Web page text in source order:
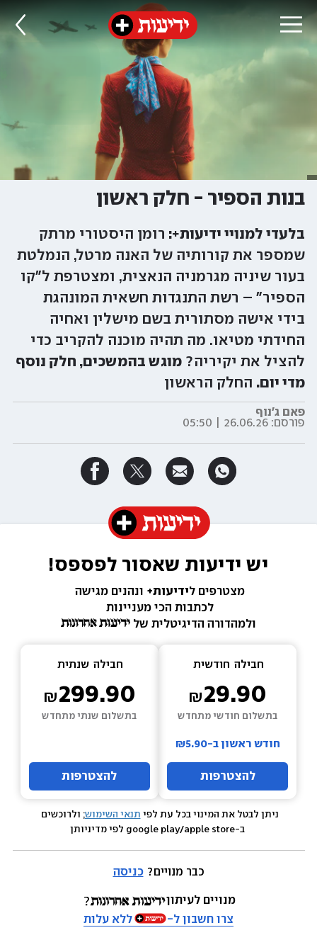
בנות הספיר - חלק ראשון
בלעדי למנויי ידיעות+: רומן היסטורי מרתק
שמספר את קורותיה של האנה מרטל, הנמלטת
בעור שיניה מגרמניה הנאצית, ומצטרפת ל"קו
הספיר" – רשת התנגדות חשאית המונהגת
בידי אישה מסתורית בשם מישלין ואחיה
החידתי מטיאו. מה תהיה מוכנה להקריב כדי
להציל את יקיריה?מוגש בהמשכים, חלק נוסף
מדי יום. החלק הראשון
פאם ג'נוף
פורסם:26.06.26 | 05:50
יש ידיעות שאסור לפספס!
מצטרפים לידיעות+ ונהנים מגישה
לכתבות הכי מעניינות
ולמהדורה הדיגיטלית של
חבילה חודשית
29.90
בתשלום חודשי מתחדש
חודש ראשון ב-₪5.90
להצטרפות
חבילה שנתית
299.90
בתשלום שנתי מתחדש
להצטרפות
ניתן לבטל את המינוי בכל עת לפי תנאי השימוש; ולרוכשים
כבר מנויים? כניסה
מנויים לעיתון
צרו חשבון ל-
ללא עלות